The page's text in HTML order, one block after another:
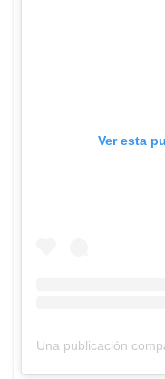
Ver esta
Una publicación